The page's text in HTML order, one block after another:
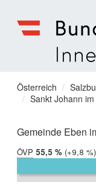
für
Inneres
Sie
befinden
hier:
Österreich
Sankt Johann
Gemeinde Eben
ÖVP 2019:
55,5 %
2014:
45,7 %
Differenz:
+9,8 %